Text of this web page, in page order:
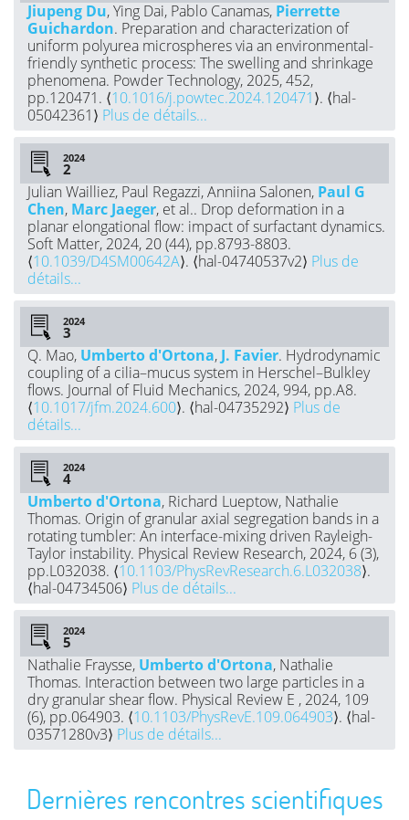
Jiupeng Du, Ying Dai, Pablo Canamas, Pierrette
Guichardon. Preparation and characterization of
uniform polyurea microspheres via an environmental-
friendly synthetic process: The swelling and shrinkage
phenomena. Powder Technology, 2025, 452,
pp.120471. ⟨10.1016/j.powtec.2024.120471⟩. ⟨hal-
05042361⟩ Plus de détails...
2024
Julian Wailliez, Paul Regazzi, Anniina Salonen, Paul G
Chen, Marc Jaeger, et al.. Drop deformation in a
planar elongational flow: impact of surfactant dynamics.
Soft Matter, 2024, 20 (44), pp.8793-8803.
⟨10.1039/D4SM00642A⟩. ⟨hal-04740537v2⟩ Plus de
détails...
2024
Q. Mao, Umberto d'Ortona, J. Favier. Hydrodynamic
coupling of a cilia–mucus system in Herschel–Bulkley
flows. Journal of Fluid Mechanics, 2024, 994, pp.A8.
⟨10.1017/jfm.2024.600⟩. ⟨hal-04735292⟩ Plus de
détails...
2024
Umberto d'Ortona, Richard Lueptow, Nathalie
Thomas. Origin of granular axial segregation bands in a
rotating tumbler: An interface-mixing driven Rayleigh-
Taylor instability. Physical Review Research, 2024, 6 (3),
pp.L032038. ⟨10.1103/PhysRevResearch.6.L032038⟩.
⟨hal-04734506⟩ Plus de détails...
2024
Nathalie Fraysse, Umberto d'Ortona, Nathalie
Thomas. Interaction between two large particles in a
dry granular shear flow. Physical Review E , 2024, 109
(6), pp.064903. ⟨10.1103/PhysRevE.109.064903⟩. ⟨hal-
03571280v3⟩ Plus de détails...
Dernières rencontres scientifiques